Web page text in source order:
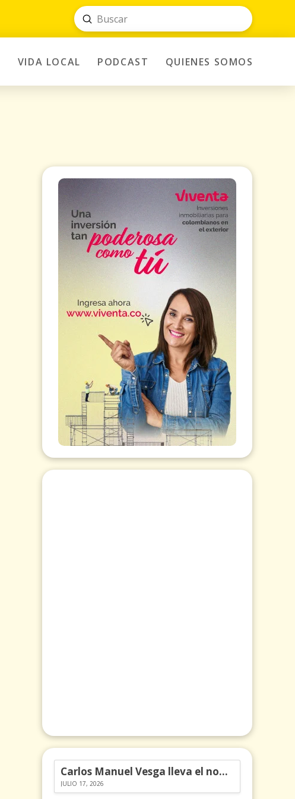
Search
Submit
VIDA LOCAL PODCAST QUIENES SOMOS
Carlos Manuel Vesga lleva el nombre de Colombia a los Emmy
JULIO 17, 2026